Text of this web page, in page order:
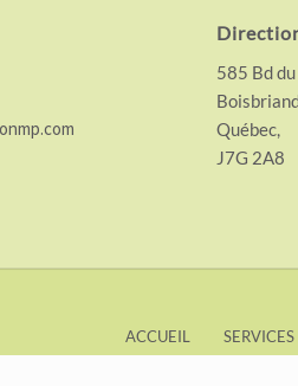
585 Bd
Québec,
J7G 2A8
ACCUEIL SERVICES